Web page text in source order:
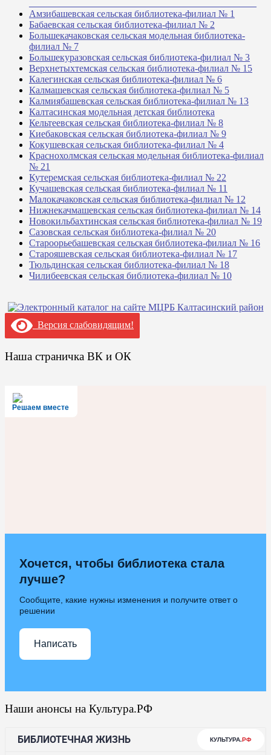
Амзибашевская сельская библиотека-филиал № 1
Бабаевская сельская библиотека-филиал № 2
Большекачаковская сельская модельная библиотека-
филиал № 7
Большекуразовская сельская библиотека-филиал № 3
Верхнетыхтемская сельская библиотека-филиал № 15
Калегинская сельская библиотека-филиал № 6
Калмашевская сельская библиотека-филиал № 5
Калмиябашевская сельская библиотека-филиал № 13
Калтасинская модельная детская библиотека
Кельтеевская сельская библиотека-филиал № 8
Киебаковская сельская библиотека-филиал № 9
Кокушевская сельская библиотека-филиал № 4
Краснохолмская сельская модельная библиотека-филиал
№ 21
Кутеремская сельская библиотека-филиал № 22
Кучашевская сельская библиотека-филиал № 11
Малокачаковская сельская библиотека-филиал № 12
Нижнекачмашевская сельская библиотека-филиал № 14
Новокильбахтинская сельская библиотека-филиал № 19
Сазовская сельская библиотека-филиал № 20
Староорьебашевская сельская библиотека-филиал № 16
Старояшевская сельская библиотека-филиал № 17
Тюльдинская сельская библиотека-филиал № 18
Чилибеевская сельская библиотека-филиал № 10
Версия слабовидящим!
Наша страничка ВК и ОК
Решаем вместе
Хочется, чтобы библиотека стала
лучше?
Сообщите, какие нужны изменения и получите ответ о
решении
Написать
Наши анонсы на Культура.РФ